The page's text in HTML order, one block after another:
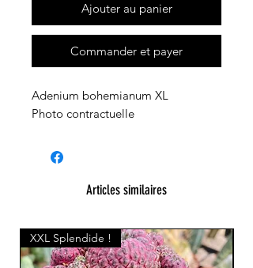
Ajouter au panier
Commander et payer
Adenium bohemianum XL
Photo contractuelle
Articles similaires
XXL Splendide !